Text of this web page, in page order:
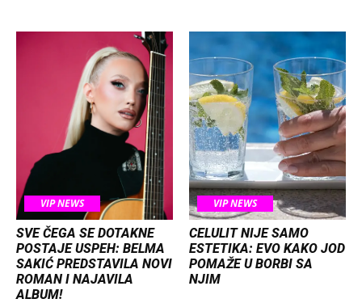
VIP NEWS
SVE ČEGA SE DOTAKNE
POSTAJE USPEH: BELMA
SAKIĆ PREDSTAVILA NOVI
ROMAN I NAJAVILA
ALBUM!
VIP NEWS
CELULIT NIJE SAMO
ESTETIKA: EVO KAKO JOD
POMAŽE U BORBI SA
NJIM